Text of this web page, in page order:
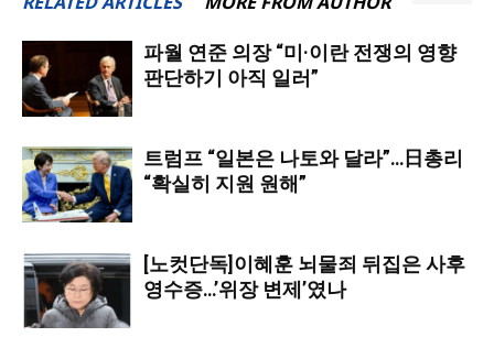
파월 연준 의장 “미·이란 전쟁의 영향
판단하기 아직 일러”
트럼프 “일본은 나토와 달라”…日총리
“확실히 지원 원해”
[노컷단독]이혜훈 뇌물죄 뒤집은 사후
영수증…’위장 변제’였나